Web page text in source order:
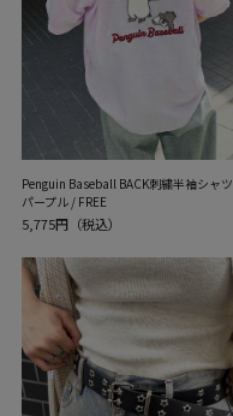
Penguin Baseball BACK刺繍半袖シャツ
パープル / FREE
5,775円（税込）